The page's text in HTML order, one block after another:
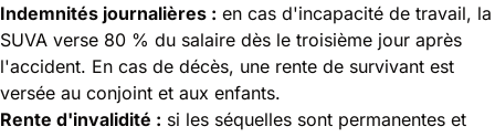
Indemnités journalières : en cas d'incapacité de travail, la
SUVA verse 80 % du salaire dès le troisième jour après
l'accident. En cas de décès, une rente de survivant est
versée au conjoint et aux enfants.
Rente d'invalidité : si les séquelles sont permanentes et